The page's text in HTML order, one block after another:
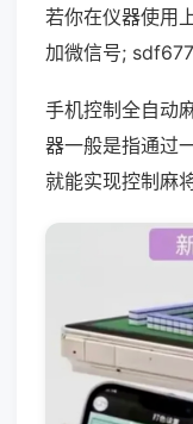
若你在仪器使用
加微信号;
手机控制全自动
器一般是指通过
就能实现控制麻